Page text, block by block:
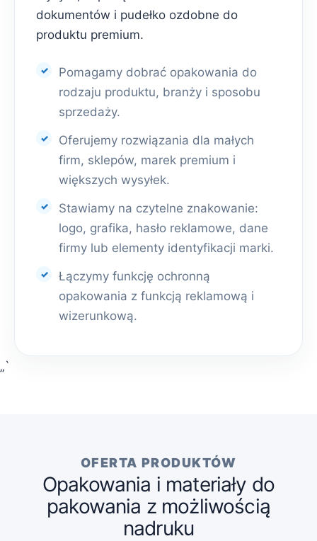
dokumentów i pudełko ozdobne do
produktu premium.
Pomagamy dobrać opakowania do
rodzaju produktu, branży i sposobu
sprzedaży.
Oferujemy rozwiązania dla małych
firm, sklepów, marek premium i
większych wysyłek.
Stawiamy na czytelne znakowanie:
logo, grafika, hasło reklamowe, dane
firmy lub elementy identyfikacji marki.
Łączymy funkcję ochronną
opakowania z funkcją reklamową i
wizerunkową.
„`
OFERTA PRODUKTÓW
Opakowania i materiały do
pakowania z możliwością
nadruku